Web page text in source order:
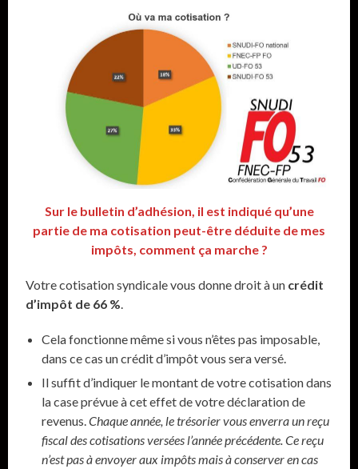
Sur le bulletin d’adhésion, il est indiqué qu’une
partie de ma cotisation peut-être déduite de mes
impôts, comment ça marche ?
Votre cotisation syndicale vous donne droit à un crédit
d’impôt de 66 %
Cela fonctionne même si vous n’êtes pas imposable,
dans ce cas un crédit d’impôt vous sera versé.
Il suffit d’indiquer le montant de votre cotisation dans
la case prévue à cet effet de votre déclaration de
revenus. Chaque année, le trésorier vous enverra un reçu
fiscal des cotisations versées l’année précédente. Ce reçu
n’est pas à envoyer aux impôts mais à conserver en cas